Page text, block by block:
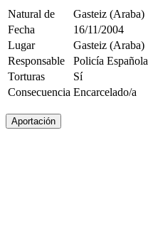
Natural de
Gasteiz (Araba)
Fecha
16/11/2004
Lugar
Gasteiz (Araba)
Responsable
Policía Española
Torturas
Sí
Consecuencia Encarcelado/a